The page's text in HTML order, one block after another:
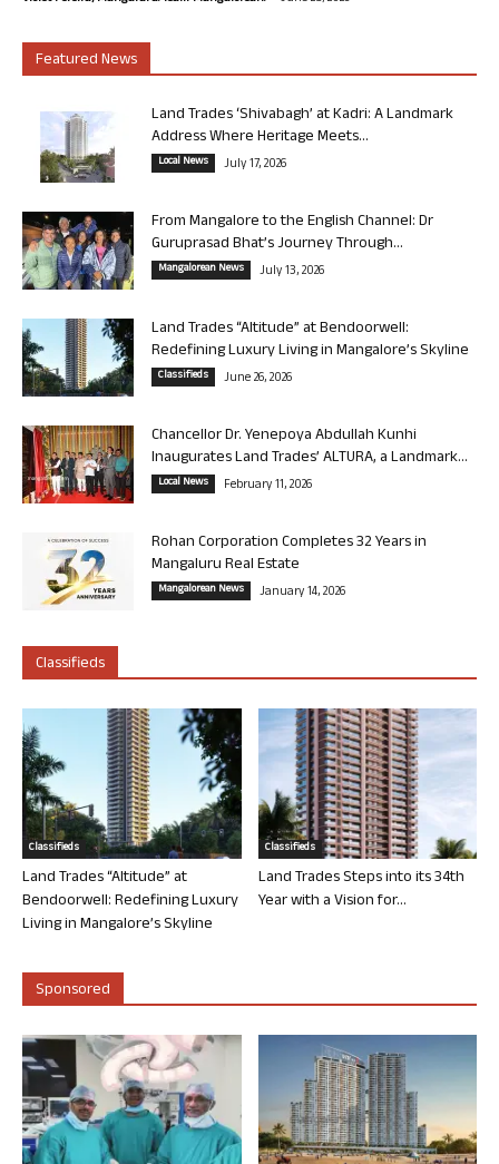
Featured News
Land Trades ‘Shivabagh’ at Kadri: A Landmark
Address Where Heritage Meets...
Local News July 17, 2026
From Mangalore to the English Channel: Dr
Guruprasad Bhat’s Journey Through...
Mangalorean News July 13, 2026
Land Trades “Altitude” at Bendoorwell:
Redefining Luxury Living in Mangalore’s Skyline
Classifieds June 26, 2026
Chancellor Dr. Yenepoya Abdullah Kunhi
Inaugurates Land Trades’ ALTURA, a Landmark...
Local News February 11, 2026
Rohan Corporation Completes 32 Years in
Mangaluru Real Estate
Mangalorean News January 14, 2026
Classifieds
Classifieds
Land Trades “Altitude” at
Bendoorwell: Redefining Luxury
Living in Mangalore’s Skyline
Classifieds
Land Trades Steps into its 34th
Year with a Vision for...
Sponsored